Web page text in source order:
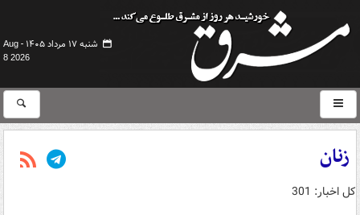
شنبه ۱۷ مرداد ۱۴۰۵ -
Aug
8 2026
زنان
کل اخبار: 301